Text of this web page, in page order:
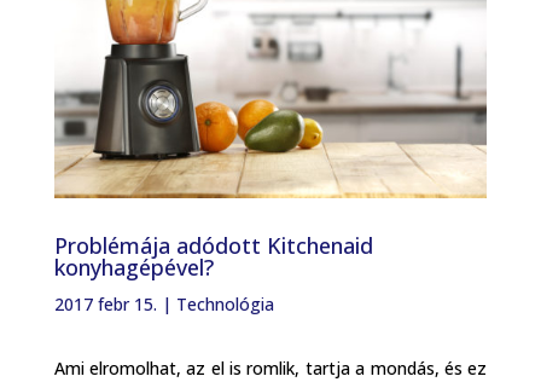
Problémája adódott Kitchenaid
konyhagépével?
2017 febr 15. | Technológia
Ami elromolhat, az el is romlik, tartja a mondás, és ez